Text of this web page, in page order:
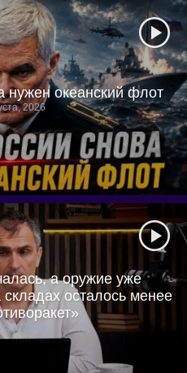
нужен океанский флот
2026
а оружие уже
осталось менее
2026